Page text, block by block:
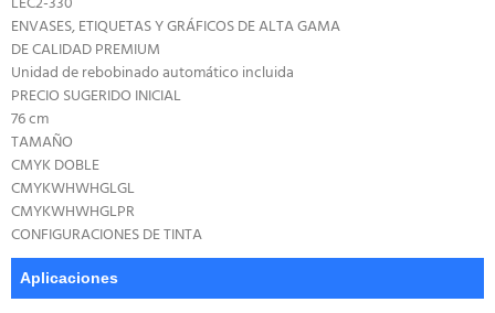
ENVASES, ETIQUETAS Y GRÁFICOS DE ALTA GAMA
DE CALIDAD PREMIUM
Unidad de rebobinado automático incluida
PRECIO SUGERIDO INICIAL
76 cm
TAMAÑO
CMYK DOBLE
CMYKWHWHGLGL
CMYKWHWHGLPR
CONFIGURACIONES DE TINTA
Aplicaciones